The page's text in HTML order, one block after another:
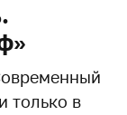
только в